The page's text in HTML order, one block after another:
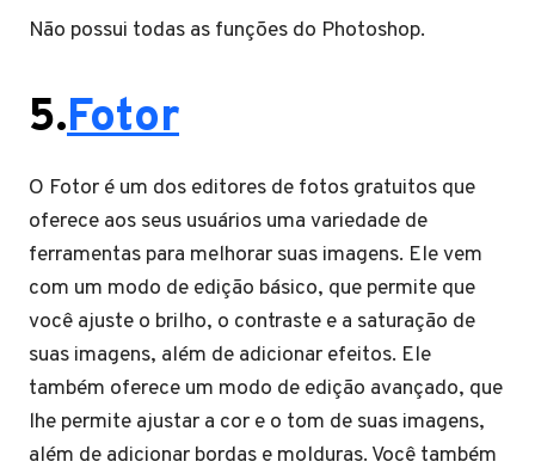
Não possui todas as funções do Photoshop.
5.Fotor
O Fotor é um dos editores de fotos gratuitos que
oferece aos seus usuários uma variedade de
ferramentas para melhorar suas imagens. Ele vem
com um modo de edição básico, que permite que
você ajuste o brilho, o contraste e a saturação de
suas imagens, além de adicionar efeitos. Ele
também oferece um modo de edição avançado, que
lhe permite ajustar a cor e o tom de suas imagens,
além de adicionar bordas e molduras. Você também